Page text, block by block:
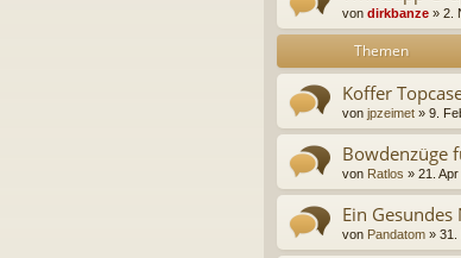
von dirkbanze » 2.
Themen
Koffer
von jpzeimet » 9.
Bowdenzüge
von Ratlos » 21.
Ein Gesundes
von Pandatom » 31.